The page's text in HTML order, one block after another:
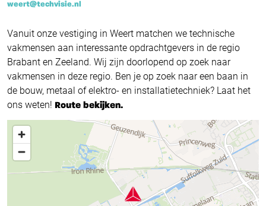
weert@techvisie.nl
Vanuit onze vestiging in Weert matchen we technische
vakmensen aan interessante opdrachtgevers in de regio
Brabant en Zeeland. Wij zijn doorlopend op zoek naar
vakmensen in deze regio. Ben je op zoek naar een baan in
de bouw, metaal of elektro- en installatietechniek? Laat het
ons weten! Route bekijken.